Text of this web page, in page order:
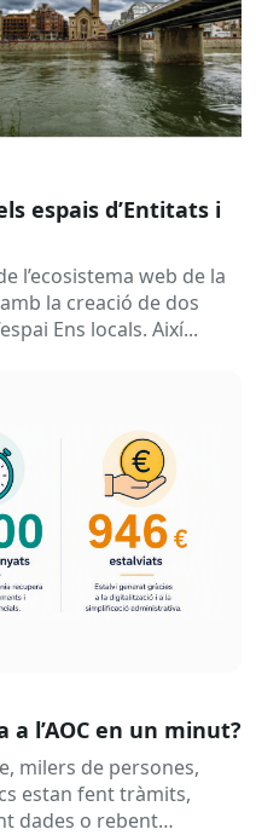
espais d’Entitats i
l’ecosistema web de la
la creació de dos
Ens locals. Així...
a l’AOC en un minut?
milers de persones,
estan fent tràmits,
dades o rebent